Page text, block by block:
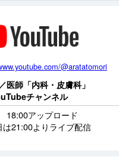
@aratatomori
医師「内科・皮膚科」
チャンネル
18:00アップロード
は21:00よりライブ配信